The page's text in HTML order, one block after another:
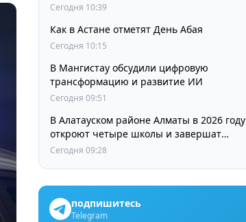
Сегодня 10:39
Как в Астане отметят День Абая
Сегодня 10:15
В Мангистау обсудили цифровую
трансформацию и развитие ИИ
Сегодня 09:51
В Алатауском районе Алматы в 2026 году
откроют четыре школы и завершат
крупные инфраструктурные проекты
Сегодня 09:28
подпишитесь
Telegram